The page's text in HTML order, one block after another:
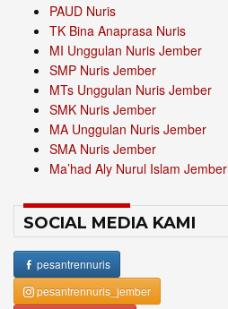
PAUD Nuris
TK Bina Anaprasa Nuris
MI Unggulan Nuris Jember
SMP Nuris Jember
MTs Unggulan Nuris Jember
SMK Nuris Jember
MA Unggulan Nuris Jember
SMA Nuris Jember
Ma’had Aly Nurul Islam Jember
SOCIAL MEDIA KAMI
pesantrennuris
pesantrennuris_jember